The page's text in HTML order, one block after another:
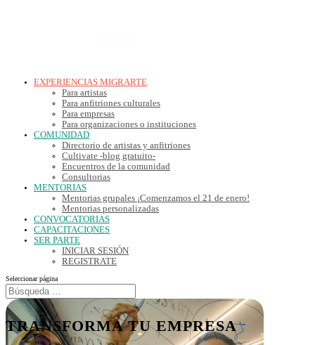
EXPERIENCIAS MIGRARTE
Para artistas
Para anfitriones culturales
Para empresas
Para organizaciones o instituciones
COMUNIDAD
Directorio de artistas y anfitriones
Cultivate -blog gratuito-
Encuentros de la comunidad
Consultorias
MENTORIAS
Mentorias grupales ¡Comenzamos el 21 de enero!
Mentorias personalizadas
CONVOCATORIAS
CAPACITACIONES
SER PARTE
INICIAR SESIÓN
REGISTRATE
Seleccionar página
TRANSFORMA TU EMPRESA